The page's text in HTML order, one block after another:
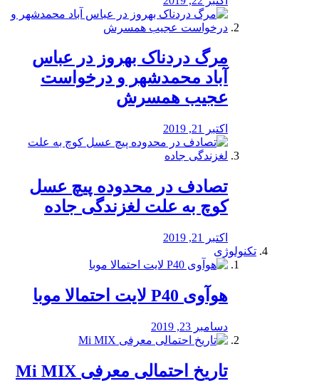
مرگ دردناک بهروز در عباس
آباد محمدشهر و درخواست
عجیب همسرش
اکتبر 21, 2019
تصادف در محدوده پیچ عسل
کوچ به علت لغزندگی جاده
اکتبر 21, 2019
تکنولوژی
هوآوی P40 لایت احتمالا موبا
دسامبر 23, 2019
تاریخ احتمالی معرفی Mi MIX